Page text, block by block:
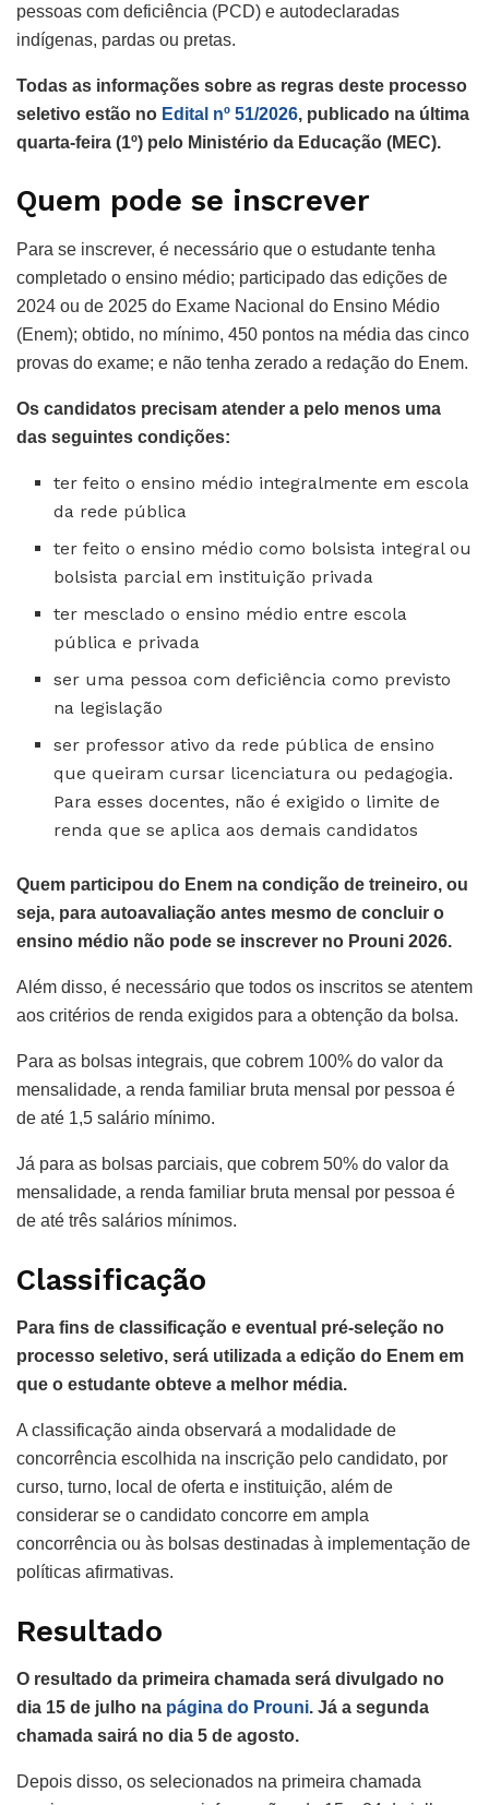
pessoas com deficiência (PCD) e autodeclaradas
indígenas, pardas ou pretas.
Todas as informações sobre as regras deste processo
seletivo estão no Edital nº 51/2026, publicado na última
quarta-feira (1º) pelo Ministério da Educação (MEC).
Quem pode se inscrever
Para se inscrever, é necessário que o estudante tenha
completado o ensino médio; participado das edições de
2024 ou de 2025 do Exame Nacional do Ensino Médio
(Enem); obtido, no mínimo, 450 pontos na média das cinco
provas do exame; e não tenha zerado a redação do Enem.
Os candidatos precisam atender a pelo menos uma
das seguintes condições:
ter feito o ensino médio integralmente em escola
da rede pública
ter feito o ensino médio como bolsista integral ou
bolsista parcial em instituição privada
ter mesclado o ensino médio entre escola
pública e privada
ser uma pessoa com deficiência como previsto
na legislação
ser professor ativo da rede pública de ensino
que queiram cursar licenciatura ou pedagogia.
Para esses docentes, não é exigido o limite de
renda que se aplica aos demais candidatos
Quem participou do Enem na condição de treineiro, ou
seja, para autoavaliação antes mesmo de concluir o
ensino médio não pode se inscrever no Prouni 2026.
Além disso, é necessário que todos os inscritos se atentem
aos critérios de renda exigidos para a obtenção da bolsa.
Para as bolsas integrais, que cobrem 100% do valor da
mensalidade, a renda familiar bruta mensal por pessoa é
de até 1,5 salário mínimo.
Já para as bolsas parciais, que cobrem 50% do valor da
mensalidade, a renda familiar bruta mensal por pessoa é
de até três salários mínimos.
Classificação
Para fins de classificação e eventual pré-seleção no
processo seletivo, será utilizada a edição do Enem em
que o estudante obteve a melhor média.
A classificação ainda observará a modalidade de
concorrência escolhida na inscrição pelo candidato, por
curso, turno, local de oferta e instituição, além de
considerar se o candidato concorre em ampla
concorrência ou às bolsas destinadas à implementação de
políticas afirmativas.
Resultado
O resultado da primeira chamada será divulgado no
dia 15 de julho na página do Prouni. Já a segunda
chamada sairá no dia 5 de agosto.
Depois disso, os selecionados na primeira chamada